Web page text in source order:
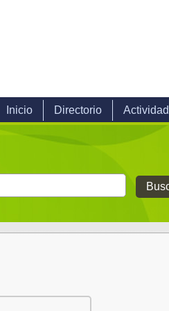
Inicio Directorio